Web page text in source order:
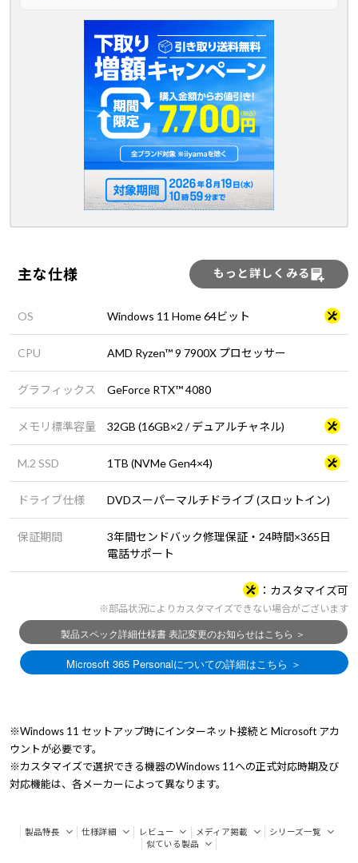
主な仕様 もっと詳しくみる
OS Windows 11 Home 64ビット
CPU AMD Ryzen™ 9 7900X プロセッサー
グラフィックス GeForce RTX™ 4080
メモリ標準容量 32GB (16GB×2 / デュアルチャネル)
M.2 SSD 1TB (NVMe Gen4×4)
ドライブ仕様 DVDスーパーマルチドライブ (スロットイン)
保証期間
3年間センドバック修理保証・24時間×365日
電話サポート
カスタマイズ可
※部品状況によりカスタマイズできない場合がございます
※Windows 11 セットアップ時にインターネット接続と Microsoft アカ
ウントが必要です。
※カスタマイズで選択できる機器のWindows 11への正式対応時期及び
対応機能は、各メーカーによって異なります。
製品特長 仕様詳細 レビュー メディア掲載
シリーズ一覧
似ている製品